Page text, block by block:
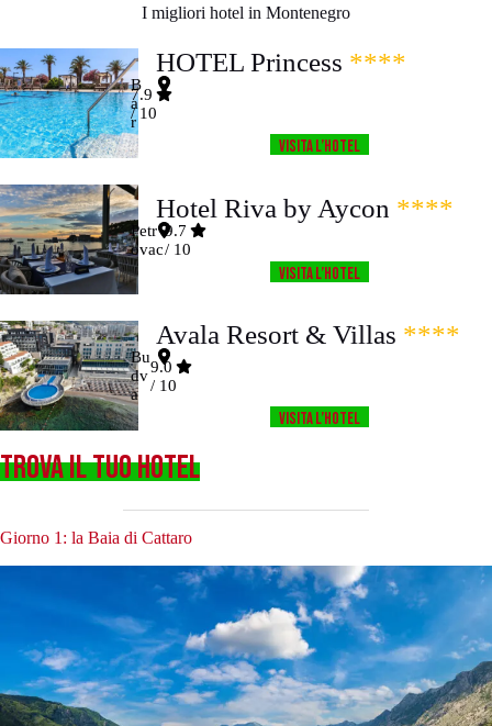
I migliori hotel in Montenegro
HOTEL Princess ****
B
a
r
7.9
/ 10
Visita l’HOTEL
Hotel Riva by Aycon ****
Petr
ovac
9.7
/ 10
Visita l’HOTEL
Avala Resort & Villas ****
Bu
dv
a
9.0
/ 10
Visita l’HOTEL
TROVA IL TUO HOTEL
Giorno 1: la Baia di Cattaro